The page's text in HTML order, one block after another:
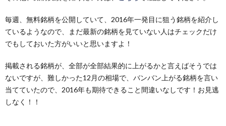
毎週、無料銘柄を公開していて、2016年一発目に狙う銘柄を紹介し
ているようなので、まだ最新の銘柄を見ていない人はチェックだけ
でもしておいた方がいいと思いますよ！
掲載される銘柄が、全部が全部結果的に上がるかと言えばそうでは
ないですが、難しかった12月の相場で、バンバン上がる銘柄を言い
当てていたので、2016年も期待できること間違いなしです！お見逃
しなく！！